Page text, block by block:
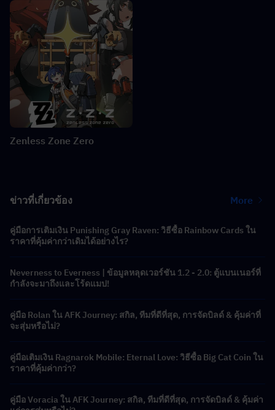
Zenless Zone Zero
ข่าวที่เกี่ยวข้อง More
คู่มือการเติมเงิน Punishing Gray Raven: วิธีซื้อ Rainbow Cards ใน
ราคาที่คุ้มค่ากว่าเดิมได้อย่างไร?
Neverness to Everness | ข้อมูลหลุดเวอร์ชัน 1.2 - 2.0: ตู้แบนเนอร์ที่
กำลังจะมาถึงและโร้ดแมป!
คู่มือ Rolan ใน AFK Journey: สกิล, ทีมที่ดีที่สุด, การจัดบิลด์ & คุ้มค่าที่
จะสุ่มหรือไม่?
คู่มือเติมเงิน Ragnarok Mobile: Eternal Love: วิธีซื้อ Big Cat Coin ใน
ราคาที่คุ้มค่ากว่า?
คู่มือ Voracia ใน AFK Journey: สกิล, ทีมที่ดีที่สุด, การจัดบิลด์ & คุ้มค่า